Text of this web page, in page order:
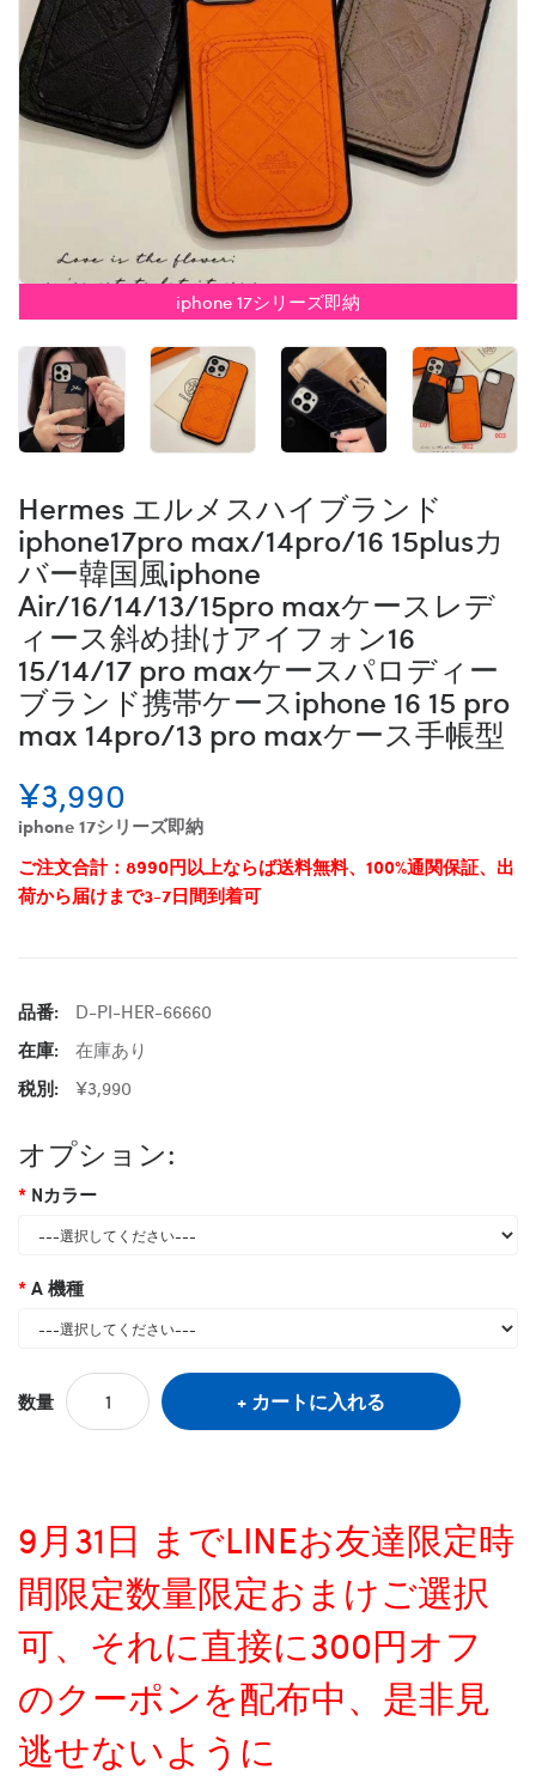
iphone 17シリーズ即納
Hermes エルメスハイブランド
iphone17pro max/14pro/16 15plusカ
バー韓国風iphone
Air/16/14/13/15pro maxケースレデ
ィース斜め掛けアイフォン16
15/14/17 pro maxケースパロディー
ブランド携帯ケースiphone 16 15 pro
max 14pro/13 pro maxケース手帳型
¥3,990
iphone 17シリーズ即納
ご注文合計：8990円以上ならば送料無料、100%通関保証、出
荷から届けまで3-7日間到着可
品番:
D-PI-HER-66660
在庫:
在庫あり
税別:
¥3,990
オプション:
Nカラー
A 機種
数量 カートに入れる
9月31日 までLINEお友達限定時
間限定数量限定おまけご選択
可、それに直接に300円オフ
のクーポンを配布中、是非見
逃せないように